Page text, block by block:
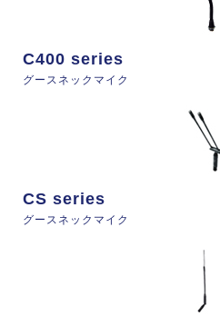
C400 series
グースネックマイク
CS series
グースネックマイク